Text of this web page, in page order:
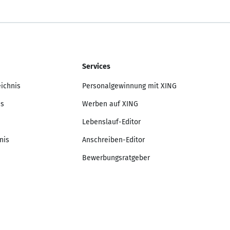
Services
Personalgewinnung mit XING
Werben auf XING
Lebenslauf-Editor
Anschreiben-Editor
Bewerbungsratgeber